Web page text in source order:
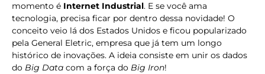
momento é Internet Industrial. E se você ama
tecnologia, precisa ficar por dentro dessa novidade! O
conceito veio lá dos Estados Unidos e ficou popularizado
pela General Eletric, empresa que já tem um longo
histórico de inovações. A ideia consiste em unir os dados
do Big Data com a força do Big Iron!